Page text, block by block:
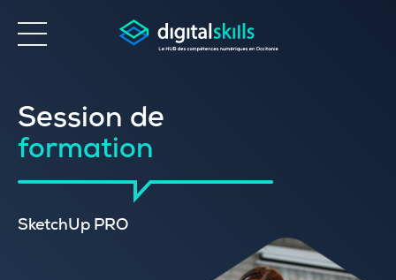
Accessibilité
Session de
formation
SketchUp PRO